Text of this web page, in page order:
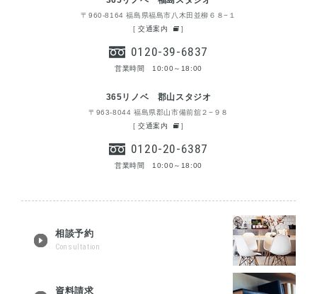
〒960-8164 福島県福島市八木田並柳６８−１
[交通案内 ]
0120-39-6837
営業時間 10:00～18:00
365リノベ 郡山スタジオ
〒963-8044 福島県郡山市備前舘２−９８
[交通案内 ]
0120-20-6387
営業時間 10:00～18:00
相談予約
Consultation
資料請求